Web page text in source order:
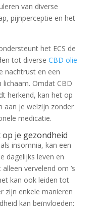
van diverse
pijnperceptie en het
het ECS de
tot diverse CBD olie
nachtrust en een
Omdat CBD
herkend, kan het op
aan je welzijn zonder
medicatie.
je gezondheid
insomnia, kan een
dagelijks leven en
vervelend om ’s
kan ook leiden tot
zijn enkele manieren
kan beïnvloeden: